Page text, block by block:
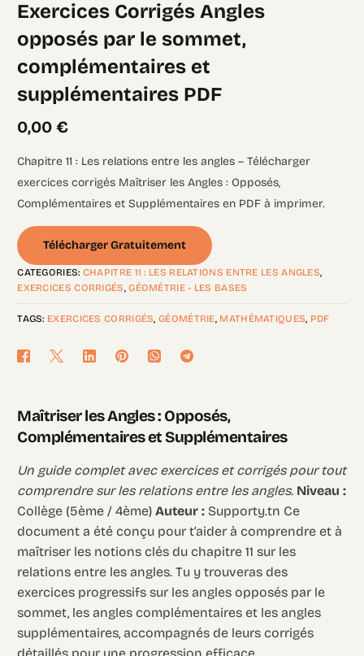
Exercices Corrigés Angles
opposés par le sommet,
complémentaires et
supplémentaires PDF
0,00€
Chapitre 11 : Les relations entre les angles – Télécharger
exercices corrigés Maîtriser les Angles : Opposés,
Complémentaires et Supplémentaires en PDF à imprimer.
Télécharger Gratuitement
CATEGORIES: CHAPITRE 11 : LES RELATIONS ENTRE LES ANGLES,
EXERCICES CORRIGÉS,GÉOMÉTRIE - LES BASES
TAGS: EXERCICES CORRIGÉS,GÉOMÉTRIE, MATHÉMATIQUES, PDF
Maîtriser les Angles : Opposés,
Complémentaires et Supplémentaires
Un guide complet avec exercices et corrigés pour tout
comprendre sur les relations entre les angles. Niveau :
Collège (5ème / 4ème)Auteur : Supporty.tn Ce
document a été conçu pour t’aider à comprendre et à
maîtriser les notions clés du chapitre 11 sur les
relations entre les angles. Tu y trouveras des
exercices progressifs sur les angles opposés par le
sommet, les angles complémentaires et les angles
supplémentaires, accompagnés de leurs corrigés